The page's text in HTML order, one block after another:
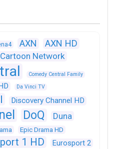
AXN AXN HD
Cartoon Network
Comedy Central Family
Da Vinci TV
Discovery Channel HD
DoQ
Duna
Epic Drama HD
1 HD
Eurosport 2